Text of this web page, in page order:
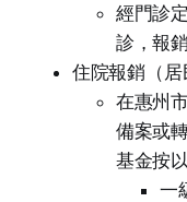
經門診
診，報
住院報銷（居
在惠州
備案或
基金按
一